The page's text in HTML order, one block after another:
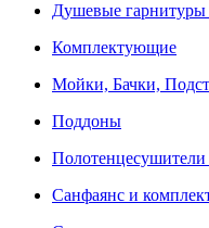
Душевые гарнитуры
Комплектующие
Мойки, Бачки,
Поддоны
Санфаянс и